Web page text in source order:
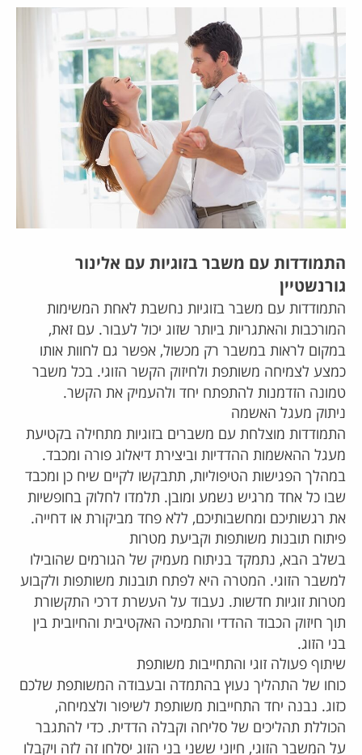
התמודדות עם משבר בזוגיות עם אלינור
גורנשטיין
התמודדות עם משבר בזוגיות נחשבת לאחת המשימות
המורכבות והאתגריות ביותר שזוג יכול לעבור. עם זאת,
במקום לראות במשבר רק מכשול, אפשר גם לחוות אותו
כמצע לצמיחה משותפת ולחיזוק הקשר הזוגי. בכל משבר
טמונה הזדמנות להתפתח יחד ולהעמיק את הקשר.
ניתוק מעגל האשמה
התמודדות מוצלחת עם משברים בזוגיות מתחילה בקטיעת
מעגל ההאשמות ההדדיות וביצירת דיאלוג פורה ומכבד.
במהלך הפגישות הטיפוליות, תתבקשו לקיים שיח כן ומכבד
שבו כל אחד מרגיש נשמע ומובן. תלמדו לחלוק בחופשיות
את רגשותיכם ומחשבותיכם, ללא פחד מביקורת או דחייה.
פיתוח תובנות משותפות וקביעת מטרות
בשלב הבא, נתמקד בניתוח מעמיק של הגורמים שהובילו
למשבר הזוגי. המטרה היא לפתח תובנות משותפות ולקבוע
מטרות זוגיות חדשות. נעבוד על העשרת דרכי התקשורת
תוך חיזוק הכבוד ההדדי והתמיכה האקטיבית והחיובית בין
בני הזוג.
שיתוף פעולה זוגי והתחייבות משותפת
כוחו של התהליך נעוץ בהתמדה ובעבודה המשותפת שלכם
כזוג. נבנה יחד התחייבות משותפת לשיפור ולצמיחה,
הכוללת תהליכים של סליחה וקבלה הדדית. כדי להתגבר
על המשבר הזוגי, חיוני ששני בני הזוג יסלחו זה לזה ויקבלו